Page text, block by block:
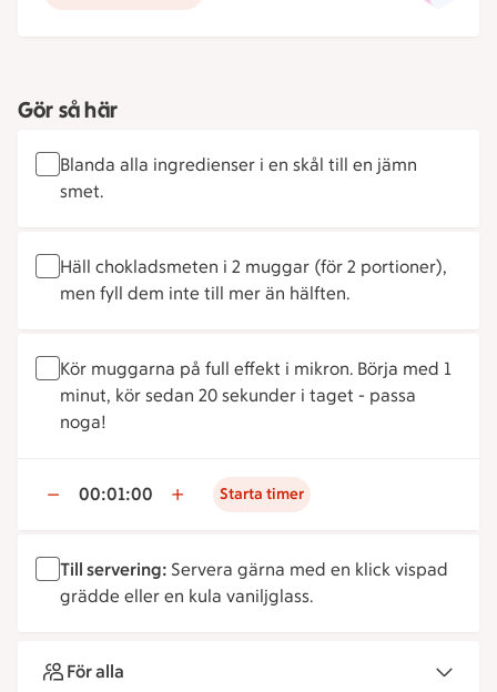
Gör så här
Blanda alla ingredienser i en skål till en jämn
smet.
Häll chokladsmeten i 2 muggar (för 2 portioner),
men fyll dem inte till mer än hälften.
Kör muggarna på full effekt i mikron. Börja med 1
minut, kör sedan 20 sekunder i taget - passa
noga!
00:01:00 Starta timer
Till servering: Servera gärna med en klick vispad
grädde eller en kula vaniljglass.
För alla